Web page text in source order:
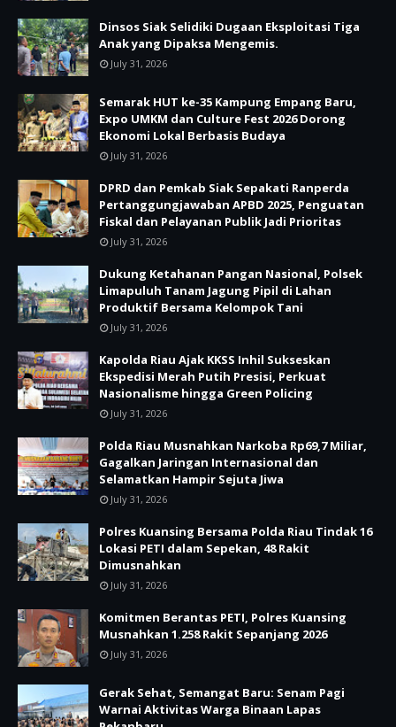
Dinsos Siak Selidiki Dugaan Eksploitasi Tiga
Anak yang Dipaksa Mengemis.
July 31, 2026
Semarak HUT ke-35 Kampung Empang Baru,
Expo UMKM dan Culture Fest 2026 Dorong
Ekonomi Lokal Berbasis Budaya
July 31, 2026
DPRD dan Pemkab Siak Sepakati Ranperda
Pertanggungjawaban APBD 2025, Penguatan
Fiskal dan Pelayanan Publik Jadi Prioritas
July 31, 2026
Dukung Ketahanan Pangan Nasional, Polsek
Limapuluh Tanam Jagung Pipil di Lahan
Produktif Bersama Kelompok Tani
July 31, 2026
Kapolda Riau Ajak KKSS Inhil Sukseskan
Ekspedisi Merah Putih Presisi, Perkuat
Nasionalisme hingga Green Policing
July 31, 2026
Polda Riau Musnahkan Narkoba Rp69,7 Miliar,
Gagalkan Jaringan Internasional dan
Selamatkan Hampir Sejuta Jiwa
July 31, 2026
Polres Kuansing Bersama Polda Riau Tindak 16
Lokasi PETI dalam Sepekan, 48 Rakit
Dimusnahkan
July 31, 2026
Komitmen Berantas PETI, Polres Kuansing
Musnahkan 1.258 Rakit Sepanjang 2026
July 31, 2026
Gerak Sehat, Semangat Baru: Senam Pagi
Warnai Aktivitas Warga Binaan Lapas